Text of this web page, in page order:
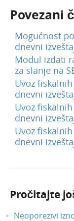
dnevni
Masovno
Mart 2025
Februar
Januar 2025
Novosti
Novosti 2023
Novosti
Novosti
Korisnici i
Povezani
Mogućnost
dnevni
Modul izdati
za slanje na
Uvoz
dnevni
Uvoz
dnevni
Uvoz
dnevni
Pročitajte
Neoporezivi